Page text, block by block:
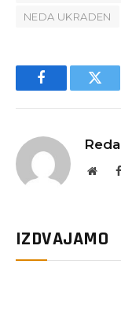
NEDA UKRADEN
Facebook
IZDVAJAMO